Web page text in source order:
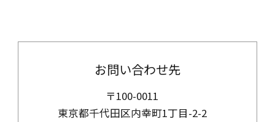
お問い合わせ先
〒100-0011
東京都千代田区内幸町1丁目-2-2